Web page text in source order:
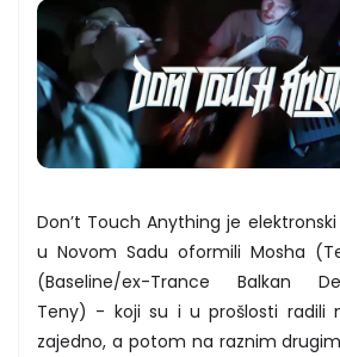
Don’t Touch Anything je
u Novom Sadu oformili Mosha
(Baseline/ex-Trance Balkan
Teny) - koji su i u prošlosti radili
zajedno, a potom na raznim